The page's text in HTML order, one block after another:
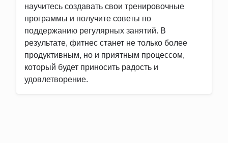
научитесь создавать свои тренировочные
программы и получите советы по
поддержанию регулярных занятий. В
результате, фитнес станет не только более
продуктивным, но и приятным процессом,
который будет приносить радость и
удовлетворение.